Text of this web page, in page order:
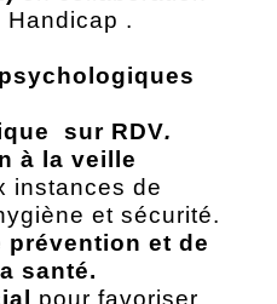
.
psychologiques
sur RDV.
à laveille
instances de
et sécurité.
prévention et de
santé.
pour favoriser